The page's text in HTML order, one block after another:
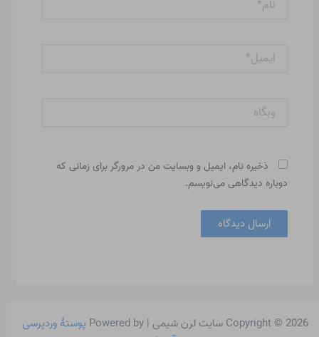
ایمیل*
ذخیره نام، ایمیل و وبسایت من در مرورگر برای زمانی که
دوباره دیدگاهی می‌نویسم.
Copyright © 2026 سایت لرن شیمی | Powered by
پوستهٔ وردپرسی